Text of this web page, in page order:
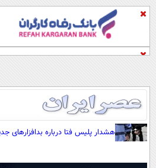
صفحه اول
آرشیو
هشدار پلیس فتا درباره بدافزار‌های